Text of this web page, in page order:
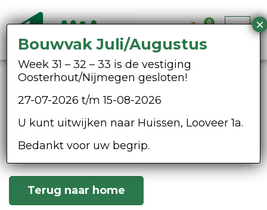
0
Uw aanvraag is succesvol
verzonden
Hartelijk dank voor uw aanvraag! We
proberen zo snel mogelijk te reageren.
Terug naar home
Bouwvak Juli/Augustus
Week 31 – 32 – 33 is de vestiging
Oosterhout/Nijmegen gesloten!
27-07-2026 t/m 15-08-2026
U kunt uitwijken naar Huissen, Looveer 1a.
Bedankt voor uw begrip.